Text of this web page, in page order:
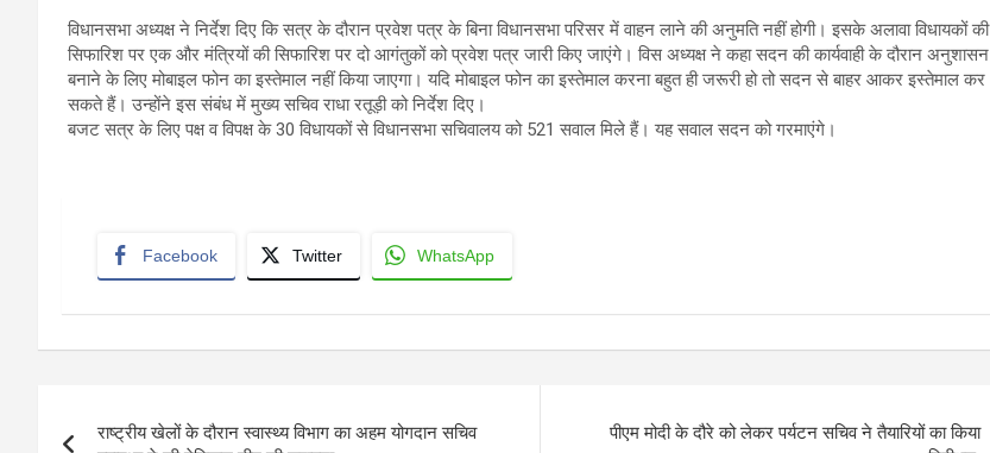
विधानसभा अध्यक्ष ने निर्देश दिए कि सत्र के दौरान प्रवेश पत्र के बिना विधानसभा परिसर में वाहन लाने की अनुमति नहीं होगी। इसके अलावा विधायकों की
सिफारिश पर एक और मंत्रियों की सिफारिश पर दो आगंतुकों को प्रवेश पत्र जारी किए जाएंगे। विस अध्यक्ष ने कहा सदन की कार्यवाही के दौरान अनुशासन
बनाने के लिए मोबाइल फोन का इस्तेमाल नहीं किया जाएगा। यदि मोबाइल फोन का इस्तेमाल करना बहुत ही जरूरी हो तो सदन से बाहर आकर इस्तेमाल कर
सकते हैं। उन्होंने इस संबंध में मुख्य सचिव राधा रतूड़ी को निर्देश दिए।
बजट सत्र के लिए पक्ष व विपक्ष के 30 विधायकों से विधानसभा सचिवालय को 521 सवाल मिले हैं। यह सवाल सदन को गरमाएंगे।
Facebook Twitter WhatsApp
राष्ट्रीय खेलों के दौरान स्वास्थ्य विभाग का अहम योगदान सचिव
पीएम मोदी के दौरे को लेकर पर्यटन सचिव ने तैयारियों का किया